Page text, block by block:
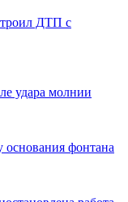
ДТП с
удара молнии
основания фонтана